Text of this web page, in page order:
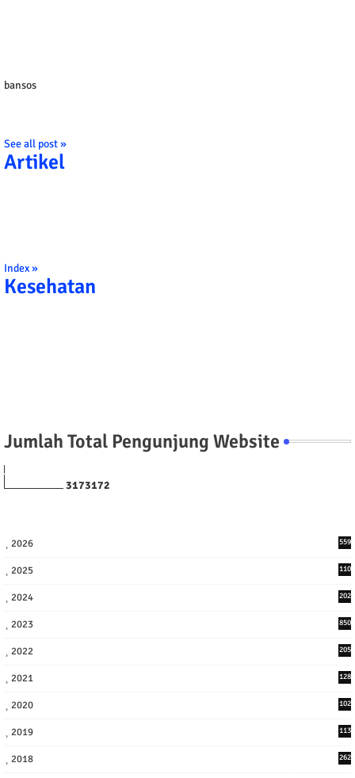
bansos
See all post »
Artikel
Index »
Kesehatan
Jumlah Total Pengunjung Website
3173172
2026 559
2025
110
2024
202
2023 850
2022
205
2021
128
2020
102
2019
113
2018
262